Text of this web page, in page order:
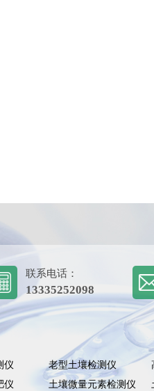
联系电话：
13335252098
仪 老型土壤检测仪
仪
土壤微量元素检测仪